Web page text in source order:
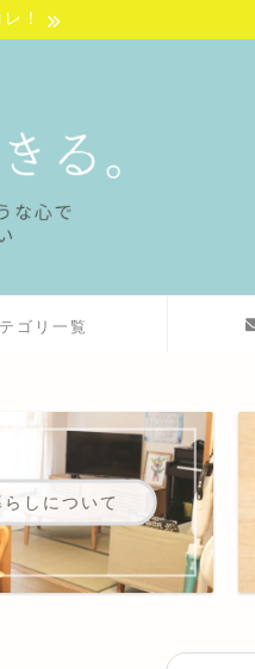
！
ゴリ一覧
らしについて